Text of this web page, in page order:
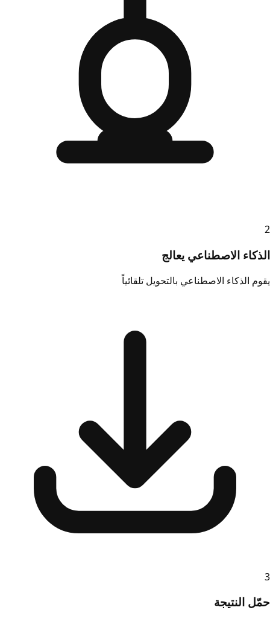
2
الذكاء الاصطناعي يعالج
يقوم الذكاء الاصطناعي بالتحويل تلقائياً
3
حمّل النتيجة